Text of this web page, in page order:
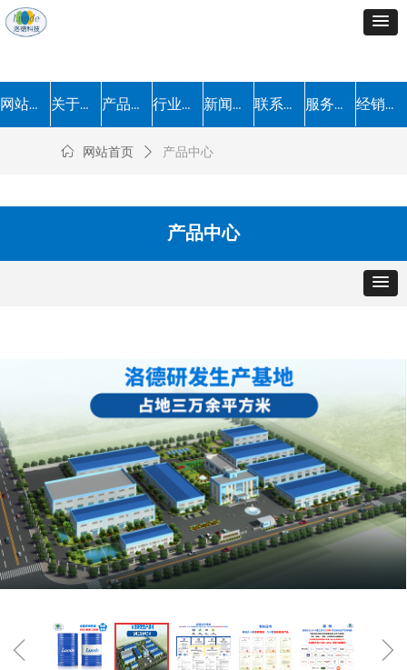
网站首页 关于我们 产品中心 行业解决方案 新闻中心 联系我们 服务流程 经销加盟
ꀇ 网站首页 ꄲ 产品中心
产品中心
ꁆ ꁇ